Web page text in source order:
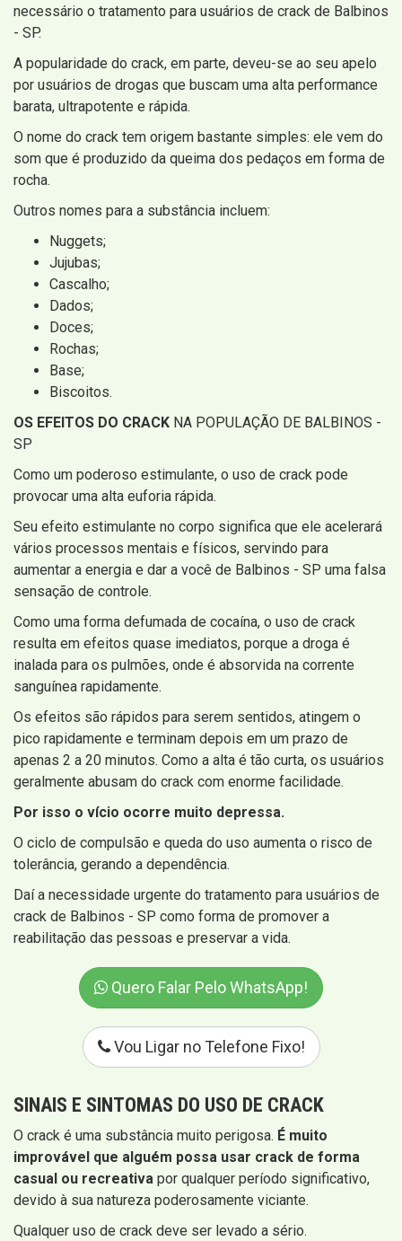
necessário o tratamento para usuários de crack de Balbinos
- SP.
A popularidade do crack, em parte, deveu-se ao seu apelo
por usuários de drogas que buscam uma alta performance
barata, ultrapotente e rápida.
O nome do crack tem origem bastante simples: ele vem do
som que é produzido da queima dos pedaços em forma de
rocha.
Outros nomes para a substância incluem:
Nuggets;
Jujubas;
Cascalho;
Dados;
Doces;
Rochas;
Base;
Biscoitos.
OS EFEITOS DO CRACK NA POPULAÇÃO DE BALBINOS -
SP
Como um poderoso estimulante, o uso de crack pode
provocar uma alta euforia rápida.
Seu efeito estimulante no corpo significa que ele acelerará
vários processos mentais e físicos, servindo para
aumentar a energia e dar a você de Balbinos - SP uma falsa
sensação de controle.
Como uma forma defumada de cocaína, o uso de crack
resulta em efeitos quase imediatos, porque a droga é
inalada para os pulmões, onde é absorvida na corrente
sanguínea rapidamente.
Os efeitos são rápidos para serem sentidos, atingem o
pico rapidamente e terminam depois em um prazo de
apenas 2 a 20 minutos. Como a alta é tão curta, os usuários
geralmente abusam do crack com enorme facilidade.
Por isso o vício ocorre muito depressa.
O ciclo de compulsão e queda do uso aumenta o risco de
tolerância, gerando a dependência.
Daí a necessidade urgente do tratamento para usuários de
crack de Balbinos - SP como forma de promover a
reabilitação das pessoas e preservar a vida.
Quero Falar Pelo WhatsApp!
Vou Ligar no Telefone Fixo!
SINAIS E SINTOMAS DO USO DE CRACK
O crack é uma substância muito perigosa. É muito
improvável que alguém possa usar crack de forma
casual ou recreativa por qualquer período significativo,
devido à sua natureza poderosamente viciante.
Qualquer uso de crack deve ser levado a sério.